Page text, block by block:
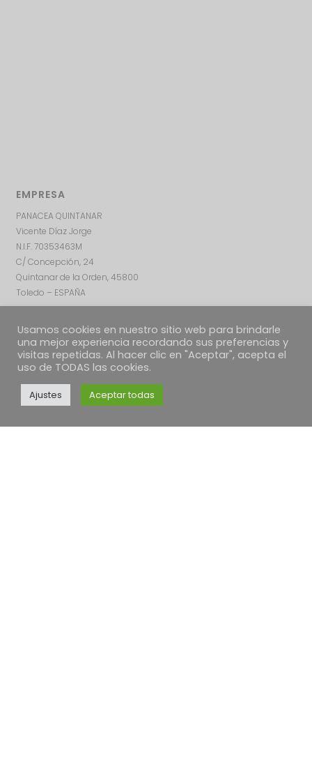
EMPRESA
PANACEA QUINTANAR
Vicente Díaz Jorge
N.I.F. 70353463M
C/ Concepción, 24
Quintanar de la Orden, 45800
Toledo – ESPAÑA
Usamos cookies en nuestro sitio web para brindarle
una mejor experiencia recordando sus preferencias y
visitas repetidas. Al hacer clic en "Aceptar", acepta el
uso de TODAS las cookies.
Ajustes Aceptar todas